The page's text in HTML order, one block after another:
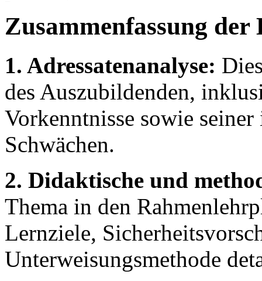
Zusammenfassung der
1. Adressatenanalyse:
des Auszubildenden,
Vorkenntnisse sowie
Schwächen.
2. Didaktische und
Thema in den
Lernziele,
Unterweisungsmethode